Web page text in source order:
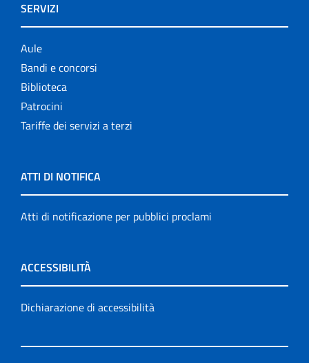
SERVIZI
Aule
Bandi e concorsi
Biblioteca
Patrocini
Tariffe dei servizi a terzi
ATTI DI NOTIFICA
Atti di notificazione per pubblici proclami
ACCESSIBILITÀ
Dichiarazione di accessibilità